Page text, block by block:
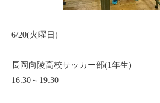
6/20(火曜日)
長岡向陵高校サッカー部(1年生)
16:30～19:30